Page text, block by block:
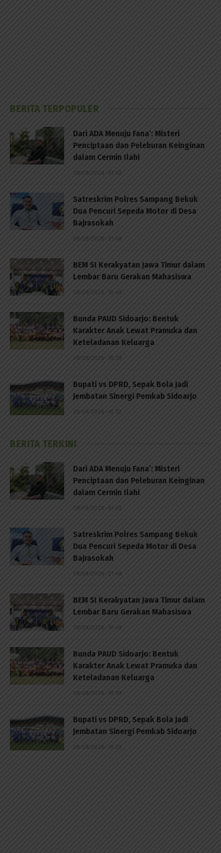
BERITA TERPOPULER
Dari ADA Menuju Fana’: Misteri
Penciptaan dan Peleburan Keinginan
dalam Cermin Ilahi
09/08/2026 - 01:42
Satreskrim Polres Sampang Bekuk
Dua Pencuri Sepeda Motor di Desa
Bajrasokah
08/08/2026 - 21:48
BEM SI Kerakyatan Jawa Timur dalam
Lembar Baru Gerakan Mahasiswa
08/08/2026 - 18:48
Bunda PAUD Sidoarjo: Bentuk
Karakter Anak Lewat Pramuka dan
Keteladanan Keluarga
08/08/2026 - 18:39
Bupati vs DPRD, Sepak Bola Jadi
Jembatan Sinergi Pemkab Sidoarjo
08/08/2026 - 18:33
BERITA TERKINI
Dari ADA Menuju Fana’: Misteri
Penciptaan dan Peleburan Keinginan
dalam Cermin Ilahi
09/08/2026 - 01:42
Satreskrim Polres Sampang Bekuk
Dua Pencuri Sepeda Motor di Desa
Bajrasokah
08/08/2026 - 21:48
BEM SI Kerakyatan Jawa Timur dalam
Lembar Baru Gerakan Mahasiswa
08/08/2026 - 18:48
Bunda PAUD Sidoarjo: Bentuk
Karakter Anak Lewat Pramuka dan
Keteladanan Keluarga
08/08/2026 - 18:39
Bupati vs DPRD, Sepak Bola Jadi
Jembatan Sinergi Pemkab Sidoarjo
08/08/2026 - 18:33